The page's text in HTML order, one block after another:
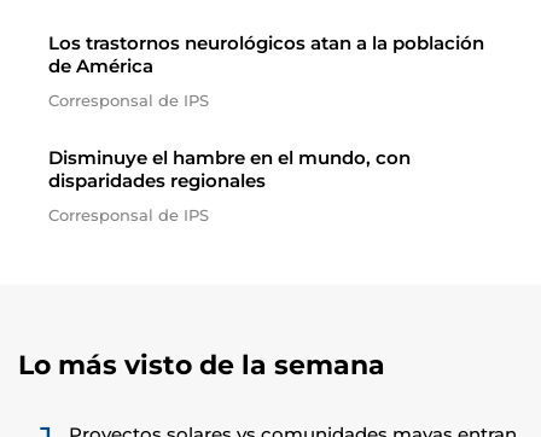
Los trastornos neurológicos atan a la población
de América
Corresponsal de IPS
Disminuye el hambre en el mundo, con
disparidades regionales
Corresponsal de IPS
Lo más visto de la semana